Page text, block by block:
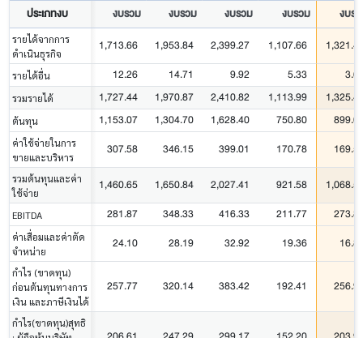
ประเภทงบ งบรวม งบรวม งบรวม งบรวม งบร
รายได้จากการ
ดำเนินธุรกิจ
1,713.66 1,953.84 2,399.27 1,107.66
รายได้อื่น 12.26 14.71 9.92 5.33
รวมรายได้ 1,727.44 1,970.87 2,410.82 1,113.99
ต้นทุน 1,153.07 1,304.70 1,628.40 750.80
ค่าใช้จ่ายในการ
ขายและบริหาร
307.58 346.15 399.01 170.78
รวมต้นทุนและค่า
ใช้จ่าย
1,460.65 1,650.84 2,027.41 921.58
EBITDA 281.87 348.33 416.33 211.77
ค่าเสื่อมและค่าตัด
จำหน่าย
24.10 28.19 32.92 19.36
กำไร (ขาดทุน)
ก่อนต้นทุนทางการ
เงิน และภาษีเงินได้
257.77 320.14 383.42 192.41
กำไร(ขาดทุน)สุทธิ